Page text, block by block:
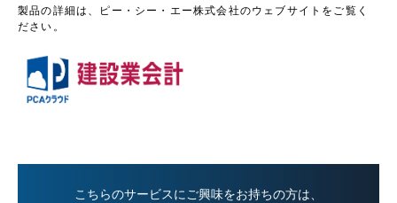
製品の詳細は、ピー・シー・エー株式会社のウェブサイトをご覧く
ださい。
こちらのサービスにご興味をお持ちの方は、